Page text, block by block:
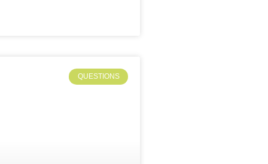
QUESTIONS